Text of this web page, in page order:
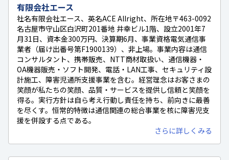
有限会社エース
社名有限会社エース、英名ACE Allright、所在地〒463-0092
名古屋市守山区白沢町201番地 井幸ビル1階、設立2001年7
月31日、資本金300万円、決算期6月、事業資格電気通信事
業者（届け出番号第F1900139）、非上場。事業内容は通信
コンサルタント、携帯販売、NTT商材取扱い、通信機器・
OA機器販売・ソフト開発、電話・LAN工事、セキュリティ設
計施工、障害児通所支援事業を含む。経営理念はお客さまの
笑顔が私たちの笑顔、品質・サービスを提供し信頼と笑顔を
得る。実行方針は自ら考え行動し責任を持ち、前向きに最善
を尽くす。恒常的特徴は通信関連の総合事業を核に障害児支
援を併設する点である。
さらに詳しくみる